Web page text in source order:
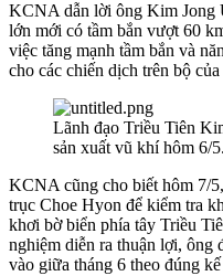
KCNA dẫn lời ông Kim Jong
lớn mới có tầm bắn vượt 60
việc tăng mạnh tầm bắn và
cho các chiến dịch trên bộ
Lãnh đạo Triều Tiên
sản xuất vũ khí hôm 6/
KCNA cũng cho biết hôm 7/
trục Choe Hyon để kiểm tra
khơi bờ biển phía tây Triều
nghiệm diễn ra thuận lợi, ông
vào giữa tháng 6 theo đúng